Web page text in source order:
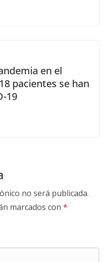
en el
pacientes se han
19
no será publicada.
marcados con *